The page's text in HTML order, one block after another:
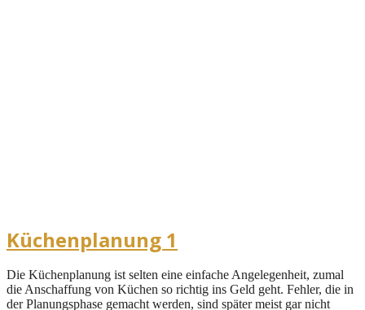
Küchenplanung 1
Die Küchenplanung ist selten eine einfache Angelegenheit, zumal
die Anschaffung von Küchen so richtig ins Geld geht. Fehler, die in
der Planungsphase gemacht werden, sind später meist gar nicht